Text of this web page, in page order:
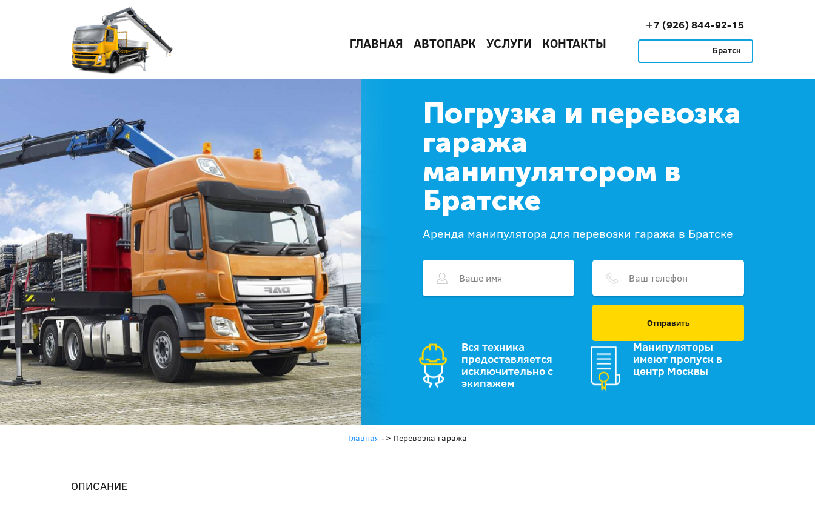
ГЛАВНАЯ АВТОПАРК УСЛУГИ КОНТАКТЫ
+7 (926) 844-92-15
Братск
Погрузка и перевозка
гаража
манипулятором в
Братске
Аренда манипулятора для перевозки гаража в Братске
Отправить
Вся техника
предоставляется
исключительно с
экипажем
Манипуляторы
имеют пропуск в
центр Москвы
Главная -> Перевозка гаража
ОПИСАНИЕ